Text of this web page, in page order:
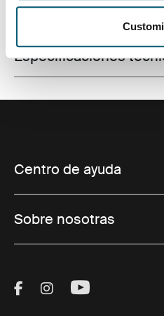
Todas las
Especificaciones
Centro de ayuda
Sobre nosotras
Visit Thule on
Visit Thule on
Visit Thule